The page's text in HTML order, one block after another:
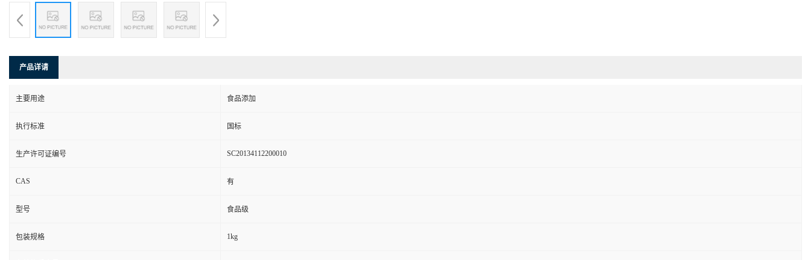
产品详请
主要用途 食品添加
执行标准 国标
生产许可证编号 SC20134112200010
CAS 有
型号 食品级
包装规格 1kg